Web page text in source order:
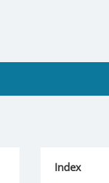
Index